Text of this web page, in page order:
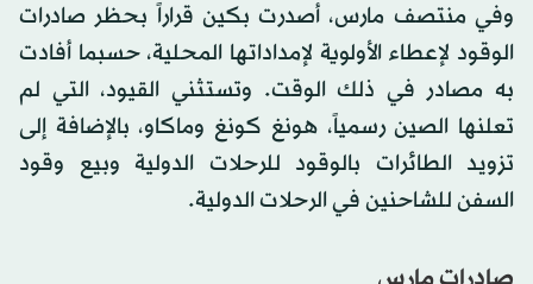
وفي منتصف مارس، أصدرت بكين قراراً بحظر صادرات
الوقود لإعطاء الأولوية لإمداداتها المحلية، حسبما أفادت
به مصادر في ذلك الوقت. وتستثني القيود، التي لم
تعلنها الصين رسمياً، هونغ كونغ وماكاو، بالإضافة إلى
تزويد الطائرات بالوقود للرحلات الدولية وبيع وقود
السفن للشاحنين في الرحلات الدولية.